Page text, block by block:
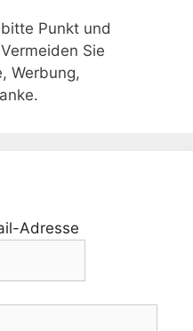
Punkt und
Sie
Werbung,
Adresse